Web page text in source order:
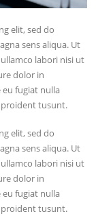
elit, sed do
sens aliqua. Ut
labori nisi ut
dolor in
fugiat nulla
proident tusunt.
elit, sed do
sens aliqua. Ut
labori nisi ut
dolor in
fugiat nulla
proident tusunt.